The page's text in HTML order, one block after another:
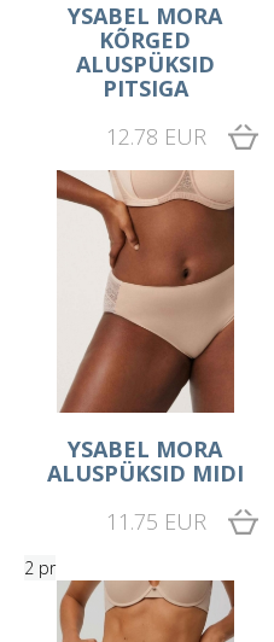
YSABEL MORA
KÕRGED
ALUSPÜKSID
PITSIGA
12.78 EUR
YSABEL MORA
ALUSPÜKSID MIDI
11.75 EUR
2 pr